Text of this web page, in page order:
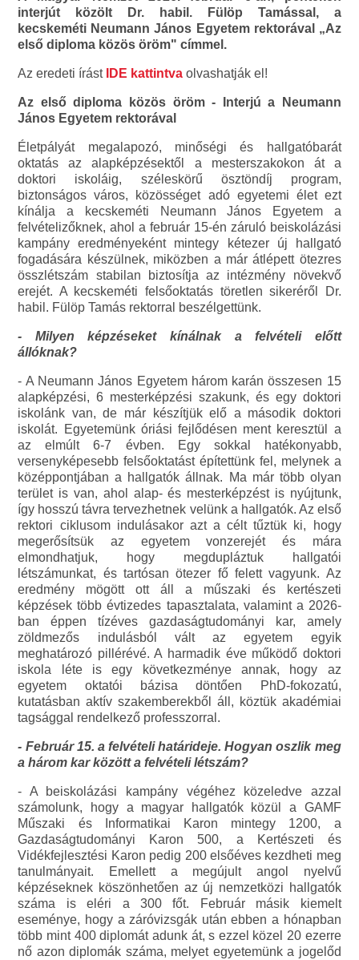
interjút közölt Dr. habil. Fülöp Tamással, a
kecskeméti Neumann János Egyetem rektorával „Az
első diploma közös öröm" címmel.
Az eredeti írást IDE kattintva olvashatják el!
Az első diploma közös öröm - Interjú a Neumann
János Egyetem rektorával
Életpályát megalapozó, minőségi és hallgatóbarát
oktatás az alapképzésektől a mesterszakokon át a
doktori iskoláig, széleskörű ösztöndíj program,
biztonságos város, közösséget adó egyetemi élet ezt
kínálja a kecskeméti Neumann János Egyetem a
felvételizőknek, ahol a február 15-én záruló beiskolázási
kampány eredményeként mintegy kétezer új hallgató
fogadására készülnek, miközben a már átlépett ötezres
összlétszám stabilan biztosítja az intézmény növekvő
erejét. A kecskeméti felsőoktatás töretlen sikeréről Dr.
habil. Fülöp Tamás rektorral beszélgettünk.
- Milyen képzéseket kínálnak a felvételi előtt
állóknak?
- A Neumann János Egyetem három karán összesen 15
alapképzési, 6 mesterképzési szakunk, és egy doktori
iskolánk van, de már készítjük elő a második doktori
iskolát. Egyetemünk óriási fejlődésen ment keresztül a
az elmúlt 6-7 évben. Egy sokkal hatékonyabb,
versenyképesebb felsőoktatást építettünk fel, melynek a
középpontjában a hallgatók állnak. Ma már több olyan
terület is van, ahol alap- és mesterképzést is nyújtunk,
így hosszú távra tervezhetnek velünk a hallgatók. Az első
rektori ciklusom indulásakor azt a célt tűztük ki, hogy
megerősítsük az egyetem vonzerejét és mára
elmondhatjuk, hogy megdupláztuk hallgatói
létszámunkat, és tartósan ötezer fő felett vagyunk. Az
eredmény mögött ott áll a műszaki és kertészeti
képzések több évtizedes tapasztalata, valamint a 2026-
ban éppen tízéves gazdaságtudományi kar, amely
zöldmezős indulásból vált az egyetem egyik
meghatározó pillérévé. A harmadik éve működő doktori
iskola léte is egy következménye annak, hogy az
egyetem oktatói bázisa döntően PhD-fokozatú,
kutatásban aktív szakemberekből áll, köztük akadémiai
tagsággal rendelkező professzorral.
- Február 15. a felvételi határideje. Hogyan oszlik meg
a három kar között a felvételi létszám?
- A beiskolázási kampány végéhez közeledve azzal
számolunk, hogy a magyar hallgatók közül a GAMF
Műszaki és Informatikai Karon mintegy 1200, a
Gazdaságtudományi Karon 500, a Kertészeti és
Vidékfejlesztési Karon pedig 200 elsőéves kezdheti meg
tanulmányait. Emellett a megújult angol nyelvű
képzéseknek köszönhetően az új nemzetközi hallgatók
száma is eléri a 300 főt. Február másik kiemelt
eseménye, hogy a záróvizsgák után ebben a hónapban
több mint 400 diplomát adunk át, s ezzel közel 20 ezerre
nő azon diplomák száma, melyet egyetemünk a jogelőd